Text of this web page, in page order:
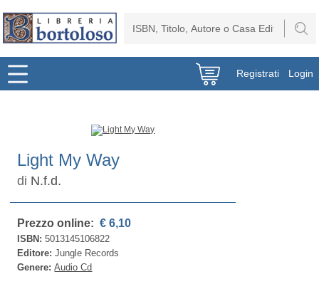
Registrati Login
Light My Way
di N.f.d.
Prezzo online: € 6,10
ISBN:5013145106822
Editore:Jungle Records
Genere:Audio Cd